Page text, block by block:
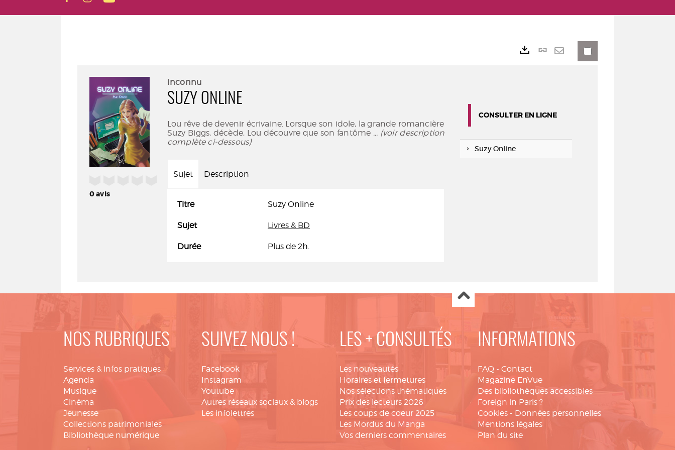
0avis
Inconnu
SUZY ONLINE
Lou rêve de devenir écrivaine. Lorsque son idole, la grande romancière
Suzy Biggs, décède, Lou découvre que son fantôme ... (voir description
complète ci-dessous)
Sujet Description
Titre Suzy Online
Sujet Livres & BD
Durée Plus de 2h.
Lien
CONSULTER EN LIGNE
Suzy Online
NOS RUBRIQUES
Services & infos pratiques
Agenda
Musique
Cinéma
Jeunesse
Collections patrimoniales
Bibliothèque numérique
SUIVEZ NOUS !
Facebook
Instagram
Youtube
Autres réseaux sociaux & blogs
Les infolettres
LES + CONSULTÉS
Les nouveautés
Horaires et fermetures
Nos sélections thématiques
Prix des lecteurs 2026
Les coups de coeur 2025
Les Mordus du Manga
Vos derniers commentaires
INFORMATIONS
FAQ - Contact
Magazine EnVue
Des bibliothèques accessibles
Foreign in Paris ?
Cookies - Données personnelles
Mentions légales
Plan du site